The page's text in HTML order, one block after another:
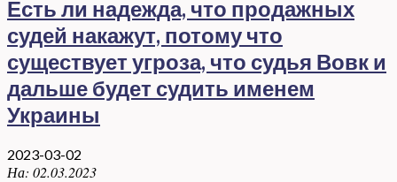
Есть ли надежда, что продажных
судей накажут, потому что
существует угроза, что судья Вовк и
дальше будет судить именем
Украины
2023-03-02
На: 02.03.2023